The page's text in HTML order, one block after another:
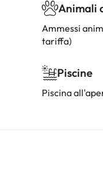
Animali
Ammessi
tariffa)
Piscine
Piscina